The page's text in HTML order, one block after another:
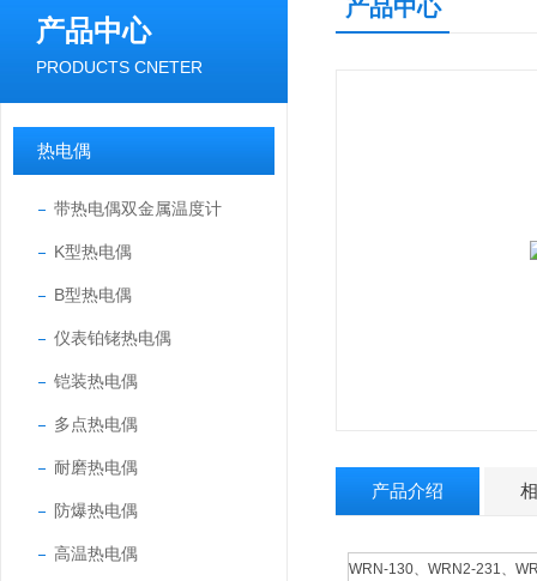
产品中心
PRODUCTS CNETER
热电偶
带热电偶双金属温度计
K型热电偶
B型热电偶
仪表铂铑热电偶
铠装热电偶
多点热电偶
耐磨热电偶
防爆热电偶
高温热电偶
产品中心
产品介绍
WRN-130、WRN2-231、